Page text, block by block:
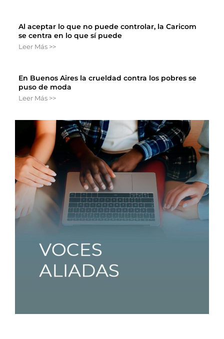
Al aceptar lo que no puede controlar, la Caricom
se centra en lo que sí puede
Leer Más >>
En Buenos Aires la crueldad contra los pobres se
puso de moda
Leer Más >>